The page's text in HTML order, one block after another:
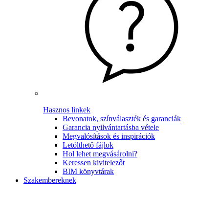
Hasznos linkek
Bevonatok, színválaszték és garanciák
Garancia nyilvántartásba vétele
Megvalósítások és inspirációk
Letölthető fájlok
Hol lehet megvásárolni?
Keressen kivitelezőt
BIM könyvtárak
Szakembereknek